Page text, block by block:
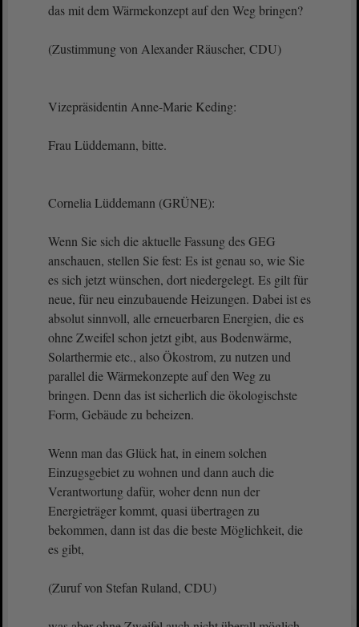
das mit dem Wärmekonzept auf den Weg bringen?
(Zustimmung von Alexander Räuscher, CDU)
Vizepräsidentin Anne-Marie Keding:
Frau Lüddemann, bitte.
Cornelia Lüddemann (GRÜNE):
Wenn Sie sich die aktuelle Fassung des GEG
anschauen, stellen Sie fest: Es ist genau so, wie Sie
es sich jetzt wünschen, dort niedergelegt. Es gilt für
neue, für neu einzubauende Heizungen. Dabei ist es
absolut sinnvoll, alle erneuerbaren Energien, die es
ohne Zweifel schon jetzt gibt, aus Bodenwärme,
Solarthermie etc., also Ökostrom, zu nutzen und
parallel die Wärmekonzepte auf den Weg zu
bringen. Denn das ist sicherlich die ökologischste
Form, Gebäude zu beheizen.
Wenn man das Glück hat, in einem solchen
Einzugsgebiet zu wohnen und dann auch die
Verantwortung dafür, woher denn nun der
Energieträger kommt, quasi übertragen zu
bekommen, dann ist das die beste Möglichkeit, die
es gibt,
(Zuruf von Stefan Ruland, CDU)